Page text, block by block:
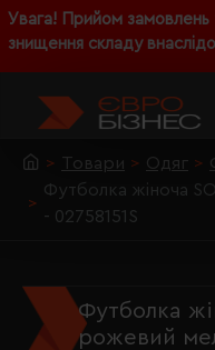
Увага! Прийом
знищення складу
Товари Одяг
Футболка жіноча
- 02758151S
Футболка
рожевий